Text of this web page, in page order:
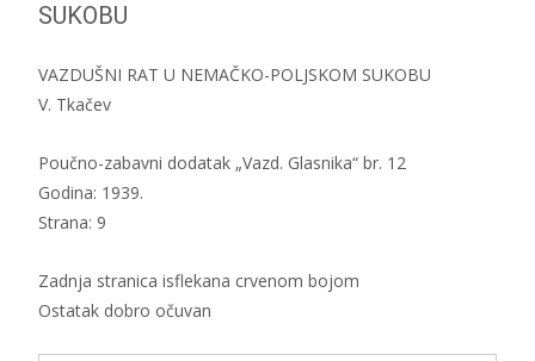
SUKOBU
VAZDUŠNI RAT U NEMAČKO-POLJSKOM SUKOBU
V. Tkačev
Poučno-zabavni dodatak „Vazd. Glasnika“ br. 12
Godina: 1939.
Strana: 9
Zadnja stranica isflekana crvenom bojom
Ostatak dobro očuvan